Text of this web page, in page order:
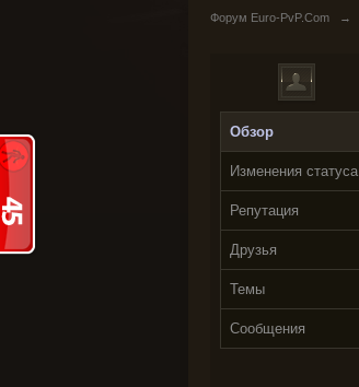
Форум Euro-PvP.Com →
Обзор
Изменения статуса
Репутация
Друзья
Темы
Сообщения